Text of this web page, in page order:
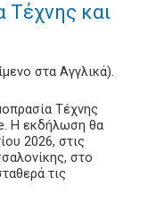
Τέχνης και
στα Αγγλικά).
Τέχνης
Η εκδήλωση θα
2026, στις
στο
τις